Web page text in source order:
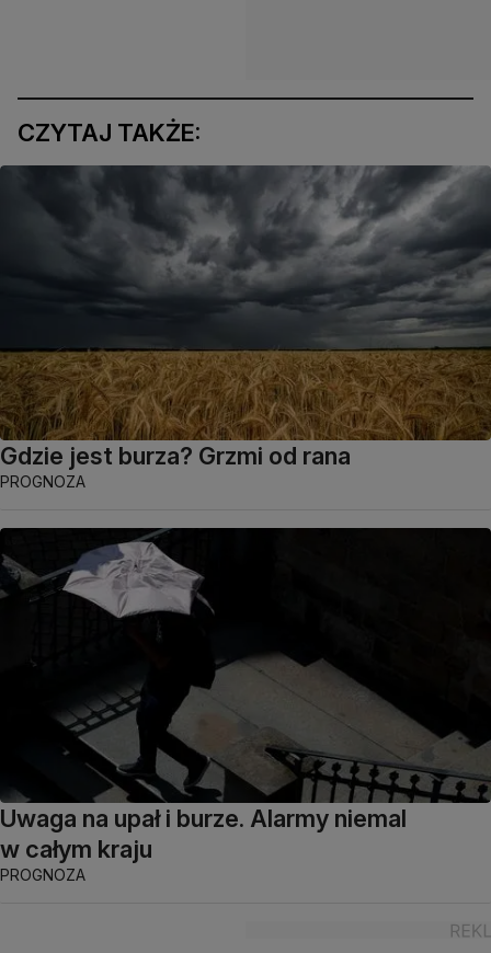
CZYTAJ TAKŻE:
Gdzie jest burza? Grzmi od rana
PROGNOZA
Uwaga na upał i burze. Alarmy niemal
w całym kraju
PROGNOZA